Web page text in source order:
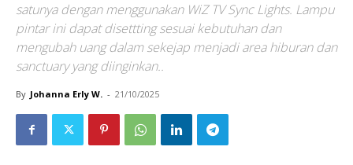
satunya dengan menggunakan WiZ TV Sync Lights. Lampu
pintar ini dapat disettting sesuai kebutuhan dan
mengubah uang dalam sekejap menjadi area hiburan dan
sanctuary yang diinginkan..
By Johanna Erly W. - 21/10/2025